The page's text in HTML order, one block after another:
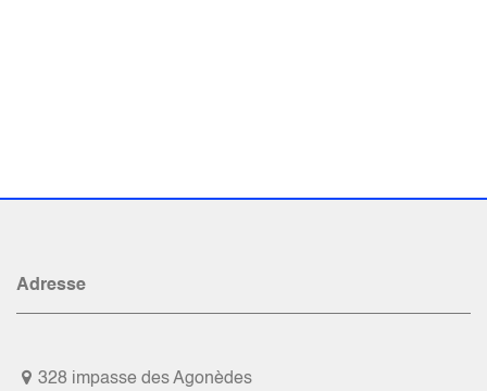
Adresse
328 impasse des Agonèdes